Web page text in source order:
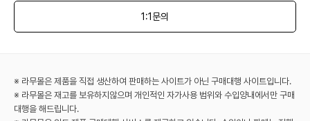
1:1문의
※ 라무몰은 제품을 직접 생산하여 판매하는 사이트가 아닌 구매대행 사이트입니다.
※ 라무몰은 재고를 보유하지않으며 개인적인 자가사용 범위와 수입양내에서만 구매
대행을 해드립니다.